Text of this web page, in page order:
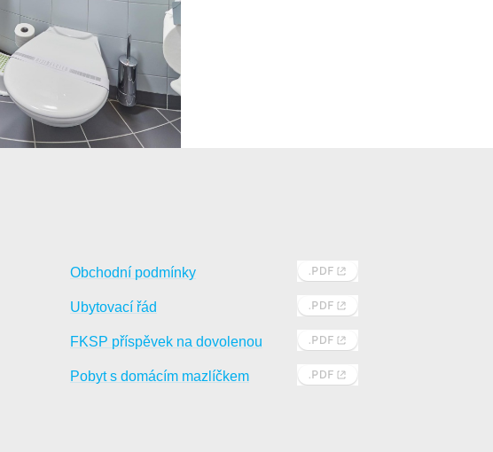
Obchodní podmínky
Ubytovací řád
FKSP příspěvek na dovolenou
Pobyt s domácím mazlíčkem